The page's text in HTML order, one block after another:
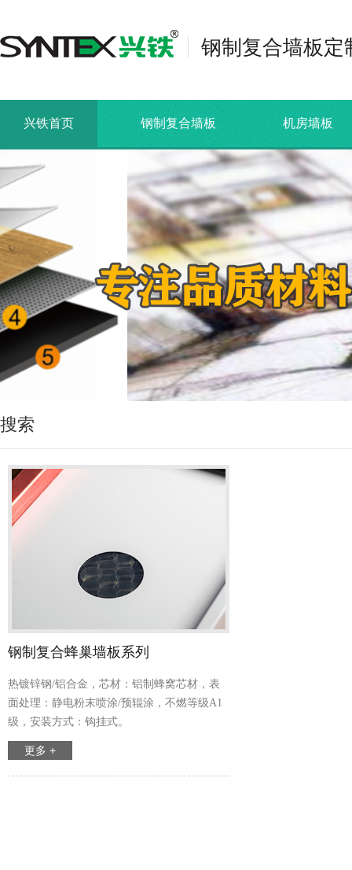
钢制复合墙板定
兴铁首页 钢制复合墙板 机房墙板
搜索
钢制复合蜂巢墙板系列
热镀锌钢/铝合金，芯材：铝制蜂窝芯材，表
面处理：静电粉末喷涂/预辊涂，不燃等级A1
级，安装方式：钩挂式。
更多 +